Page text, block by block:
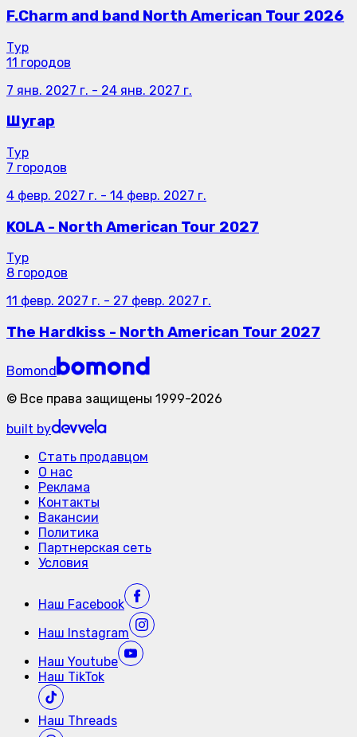
F.Charm and band North American Tour 2026
Тур
11 городов
7 янв. 2027 г. - 24 янв. 2027 г.
Шугар
Тур
7 городов
4 февр. 2027 г. - 14 февр. 2027 г.
KOLA - North American Tour 2027
Тур
8 городов
11 февр. 2027 г. - 27 февр. 2027 г.
The Hardkiss - North American Tour 2027
Bomond
© Все права защищены 1999-2026
built by
Стать продавцом
О нас
Реклама
Контакты
Вакансии
Политика
Партнерская сеть
Условия
Наш Facebook
Наш Instagram
Наш Youtube
Наш TikTok
Наш Threads